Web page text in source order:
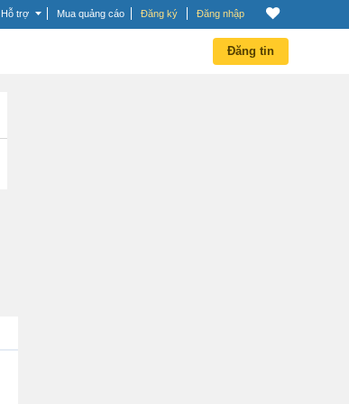
Hỗ trợ Mua quảng cáo Đăng ký Đăng nhập
Đăng tin